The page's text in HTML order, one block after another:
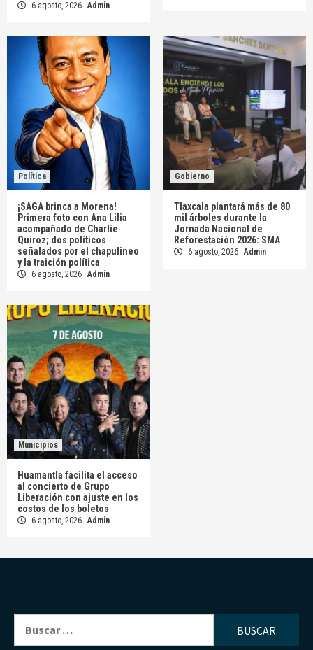
6 agosto, 2026 Admin
Política
¡SAGA brinca a Morena!
Primera foto con Ana Lilia
acompañado de Charlie
Quiroz; dos políticos
señalados por el chapulineo
y la traición política
6 agosto, 2026 Admin
Gobierno
Tlaxcala plantará más de 80
mil árboles durante la
Jornada Nacional de
Reforestación 2026: SMA
6 agosto, 2026 Admin
Municipios
Huamantla facilita el acceso
al concierto de Grupo
Liberación con ajuste en los
costos de los boletos
6 agosto, 2026 Admin